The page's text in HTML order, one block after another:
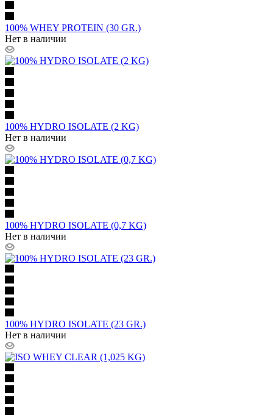
100% WHEY PROTEIN (30 GR.)
Нет в наличии
100% HYDRO ISOLATE (2 KG)
Нет в наличии
100% HYDRO ISOLATE (0,7 KG)
Нет в наличии
100% HYDRO ISOLATE (23 GR.)
Нет в наличии